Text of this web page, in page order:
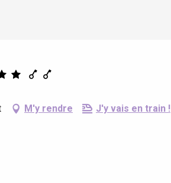
M'y rendre J'y vais en train !